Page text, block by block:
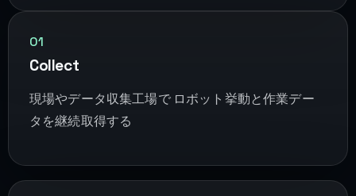
01
Collect
現場やデータ収集工場で ロボット挙動と作業デー
タを継続取得する